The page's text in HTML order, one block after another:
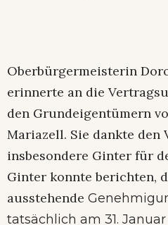
Oberbürgermeisterin
erinnerte an die
den Grundeigentümern
Mariazell. Sie dankte den
insbesondere Ginter für
Ginter konnte berichten,
ausstehende
tatsächlich am 31.